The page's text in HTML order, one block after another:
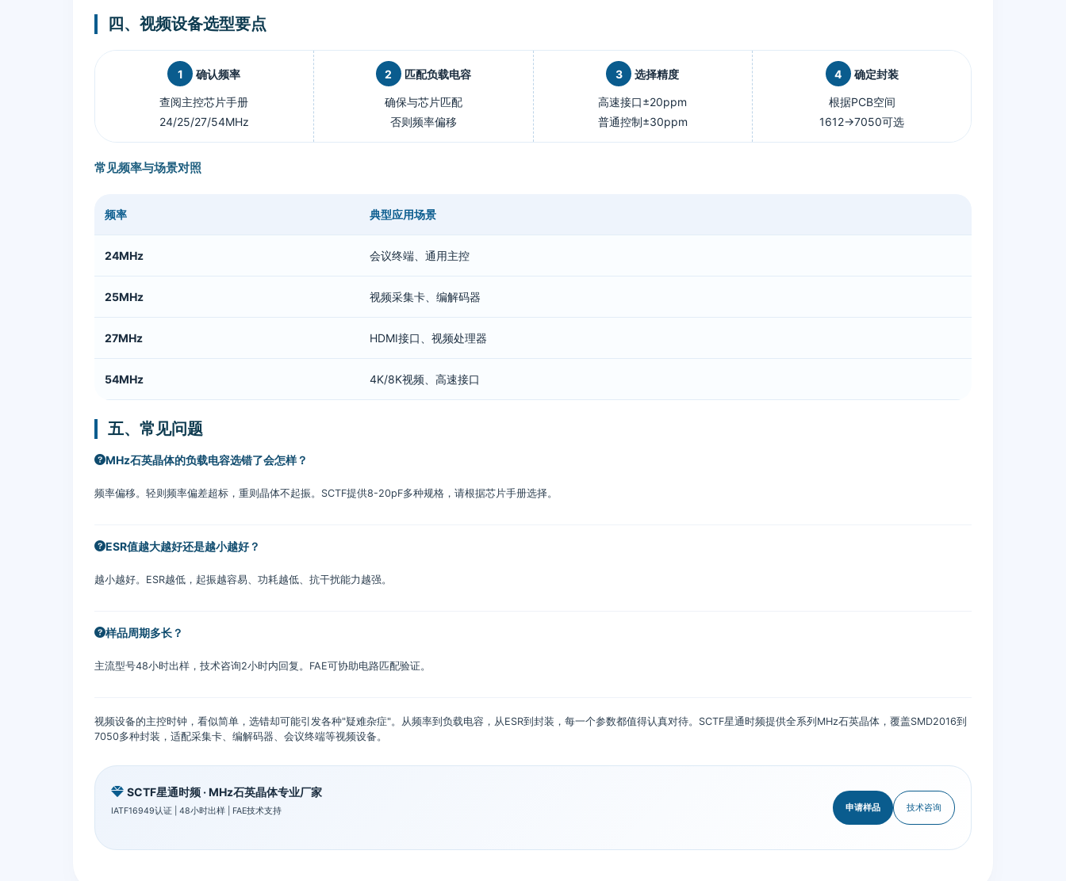
四、视频设备选型要点
1 确认频率
查阅主控芯片手册
24/25/27/54MHz
2 匹配负载电容
确保与芯片匹配
否则频率偏移
3 选择精度
高速接口±20ppm
普通控制±30ppm
4 确定封装
根据PCB空间
1612→7050可选
常见频率与场景对照
晶
频
景
对
照
频率 典型应用场景
24MHz 会议终端、通用主控
25MHz 视频采集卡、编解码器
27MHz HDMI接口、视频处理器
54MHz 4K/8K视频、高速接口
五、常见问题
MHz石英晶体的负载电容选错了会怎样？
频率偏移。轻则频率偏差超标，重则晶体不起振。SCTF提供8-20pF多种规格，请根据芯片手册选择。
ESR值越大越好还是越小越好？
越小越好。ESR越低，起振越容易、功耗越低、抗干扰能力越强。
样品周期多长？
主流型号48小时出样，技术咨询2小时内回复。FAE可协助电路匹配验证。
视频设备的主控时钟，看似简单，选错却可能引发各种"疑难杂症"。从频率到负载电容，从ESR到封装，每一个参数都值得认真对待。SCTF星通时频提供全系列MHz石英晶体，覆盖SMD2016到
7050多种封装，适配采集卡、编解码器、会议终端等视频设备。
SCTF星通时频 · MHz石英晶体专业厂家
IATF16949认证 | 48小时出样 | FAE技术支持 申请样品 技术咨询